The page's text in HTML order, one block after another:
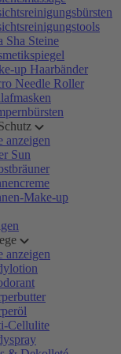
Sha Steine
up Haarbänder
Needle Roller
anzeigen
Sun
Make-up
anzeigen
Cellulite